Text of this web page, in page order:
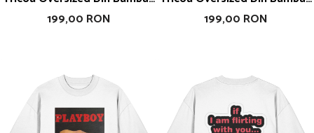
Organic Vintage Girl
199,00 RON
Organic Havana
199,00 RON